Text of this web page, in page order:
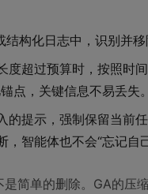
结构化日志中，识别并
度超过预算时，按照时
点，关键信息不易丢失
的提示，强制保留当前
，智能体也不会“忘记自
是简单的删除。GA的压